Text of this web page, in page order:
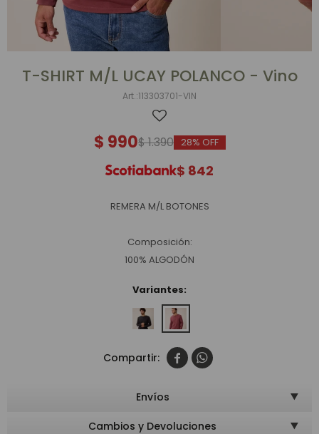
T-SHIRT M/L UCAY POLANCO - Vino
113303701-VIN
$ 990$1.390 28
$ 842
REMERA M/L BOTONES
Composición:
100% ALGODÓN
Variantes:
 
Envíos
Cambios y Devoluciones